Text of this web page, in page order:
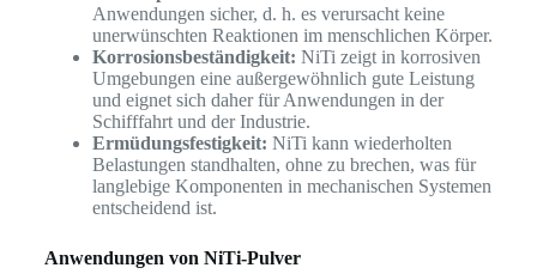
Anwendungen sicher, d. h. es verursacht keine
unerwünschten Reaktionen im menschlichen Körper.
Korrosionsbeständigkeit: NiTi zeigt in korrosiven
Umgebungen eine außergewöhnlich gute Leistung
und eignet sich daher für Anwendungen in der
Schifffahrt und der Industrie.
Ermüdungsfestigkeit: NiTi kann wiederholten
Belastungen standhalten, ohne zu brechen, was für
langlebige Komponenten in mechanischen Systemen
entscheidend ist.
Anwendungen von NiTi-Pulver